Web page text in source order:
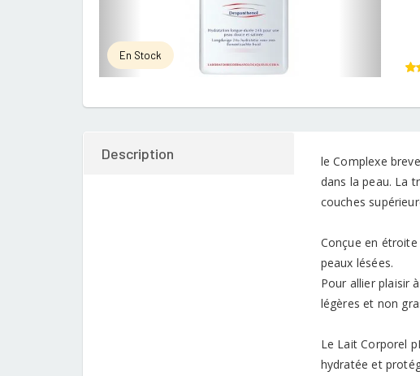
En Stock
Description
le Complexe
dans la peau. La
couches
Conçue en
peaux lésées.
Pour allier plaisir
légères et non
Le Lait Corporel
hydratée et